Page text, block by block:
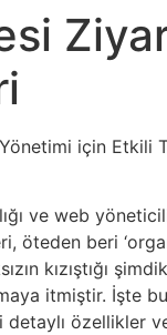
için Etkili
ve web
öteden beri
kızıştığı
itmiştir. İşte
özellikler